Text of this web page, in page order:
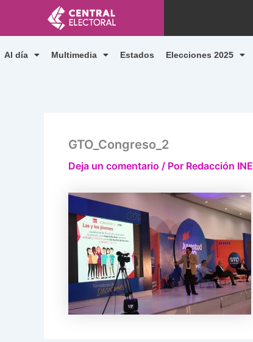
contenido
Al día Multimedia Estados Elecciones 2025
GTO_Congreso_2
Deja un comentario / Por Redacción INE